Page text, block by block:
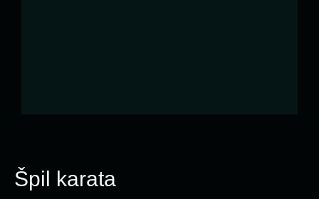
Špil karata